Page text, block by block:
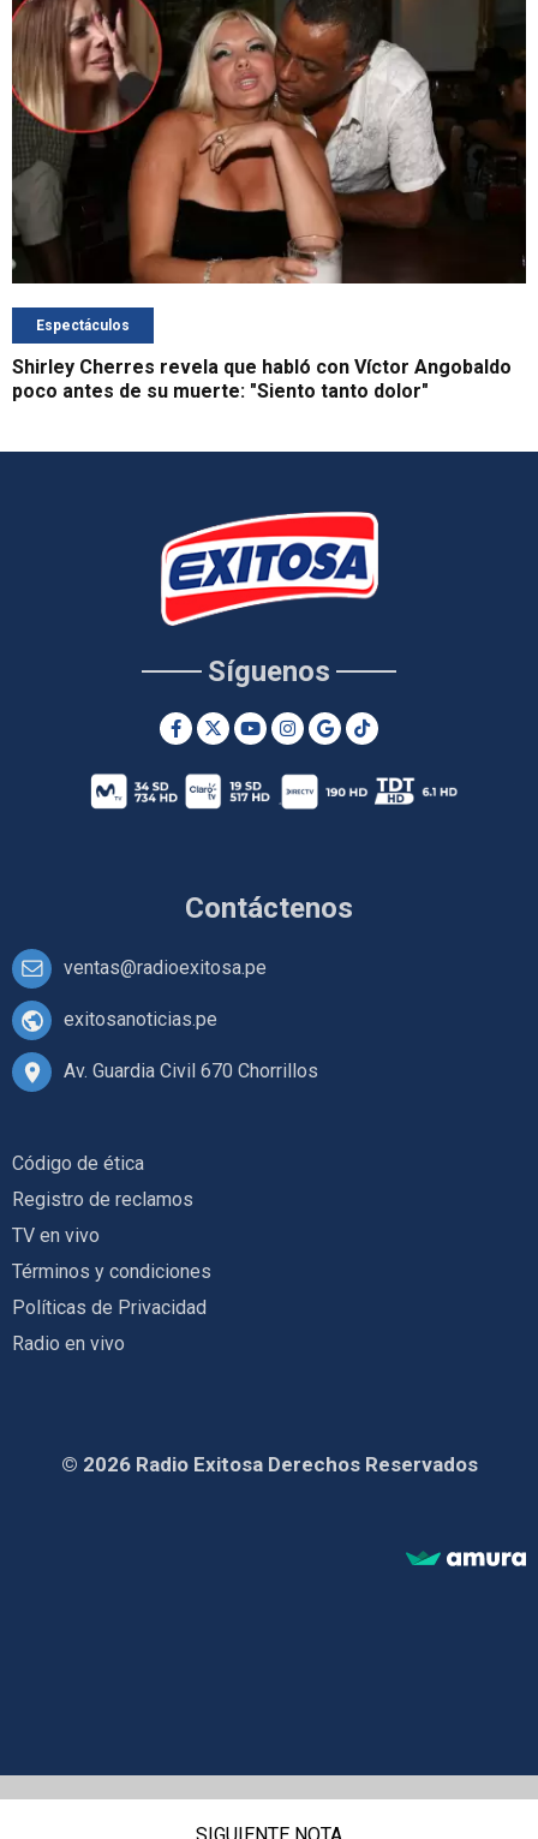
Espectáculos
Shirley Cherres revela que habló con Víctor Angobaldo
poco antes de su muerte: "Siento tanto dolor"
Contáctenos
ventas@radioexitosa.pe
exitosanoticias.pe
Av. Guardia Civil 670 Chorrillos
Síguenos
Código de ética
Registro de reclamos
TV en vivo
Términos y condiciones
Políticas de Privacidad
Radio en vivo
© 2026 Radio Exitosa Derechos Reservados